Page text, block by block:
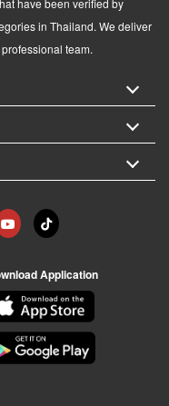
in Thailand. We deliver
team.
Application